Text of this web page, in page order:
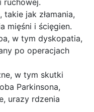
jak złamania,
mięśni i ścięgien.
w tym dyskopatia,
po operacjach
w tym skutki
Parkinsona,
urazy rdzenia